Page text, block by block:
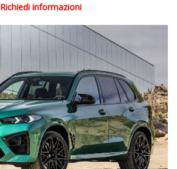
Richiedi informazioni